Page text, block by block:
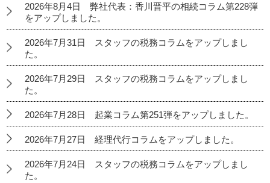
2026年8月4日 弊社代表：香川晋平の相続コラム第228弾
をアップしました。
2026年7月31日 スタッフの税務コラムをアップしまし
た。
2026年7月29日 スタッフの税務コラムをアップしまし
た。
2026年7月28日 起業コラム第251弾をアップしました。
2026年7月27日 経理代行コラムをアップしました。
2026年7月24日 スタッフの税務コラムをアップしまし
た。